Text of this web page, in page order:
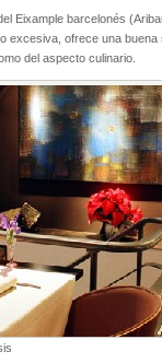
Eixample barcelonés
excesiva, ofrece una
del aspecto culinario.